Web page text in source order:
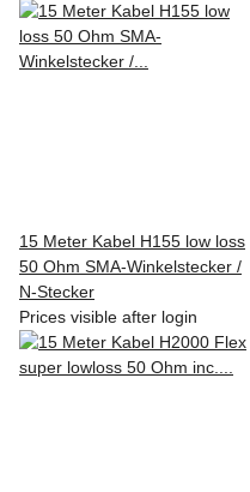
15 Meter Kabel H155 low loss
50 Ohm SMA-Winkelstecker /
N-Stecker
Prices visible after login